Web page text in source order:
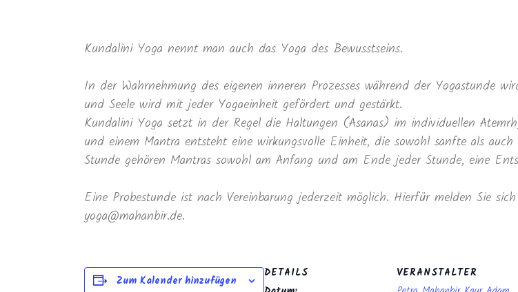
Kundalini Yoga nennt man auch das Yoga des Bewusstseins.
In der Wahrnehmung des eigenen inneren Prozesses während der Yogastunde
und Seele wird mit jeder Yogaeinheit gefördert und gestärkt.
Kundalini Yoga setzt in der Regel die Haltungen (Asanas) im individuellen
und einem Mantra entsteht eine wirkungsvolle Einheit, die sowohl sanfte als
Stunde gehören Mantras sowohl am Anfang und am Ende jeder Stunde, eine
Eine Probestunde ist nach Vereinbarung jederzeit möglich. Hierfür melden Sie
yoga@mahanbir.de.
Zum Kalender hinzufügen
DETAILS
VERANSTALTER